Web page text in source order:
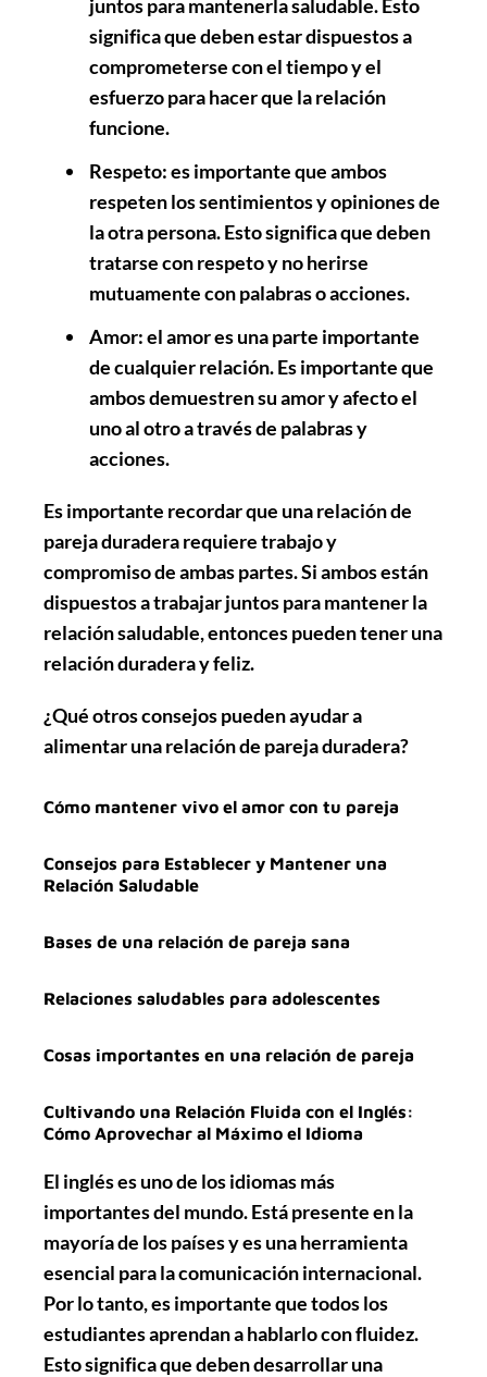
juntos para mantenerla saludable. Esto
significa que deben estar dispuestos a
comprometerse con el tiempo y el
esfuerzo para hacer que la relación
funcione.
Respeto: es importante que ambos
respeten los sentimientos y opiniones de
la otra persona. Esto significa que deben
tratarse con respeto y no herirse
mutuamente con palabras o acciones.
Amor: el amor es una parte importante
de cualquier relación. Es importante que
ambos demuestren su amor y afecto el
uno al otro a través de palabras y
acciones.
Es importante recordar que una relación de
pareja duradera requiere trabajo y
compromiso de ambas partes. Si ambos están
dispuestos a trabajar juntos para mantener la
relación saludable, entonces pueden tener una
relación duradera y feliz.
¿Qué otros consejos pueden ayudar a
alimentar una relación de pareja duradera?
Cómo mantener vivo el amor con tu pareja
Consejos para Establecer y Mantener una
Relación Saludable
Bases de una relación de pareja sana
Relaciones saludables para adolescentes
Cosas importantes en una relación de pareja
Cultivando una Relación Fluida con el Inglés:
Cómo Aprovechar al Máximo el Idioma
El inglés es uno de los idiomas más
importantes del mundo. Está presente en la
mayoría de los países y es una herramienta
esencial para la comunicación internacional.
Por lo tanto, es importante que todos los
estudiantes aprendan a hablarlo con fluidez.
Esto significa que deben desarrollar una